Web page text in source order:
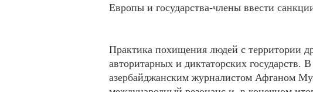
Европы и государства-члены ввести
Практика похищения людей с территории
авторитарных и диктаторских государств.
азербайджанским журналистом Афганом